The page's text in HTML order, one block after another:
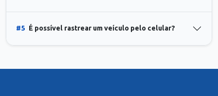
#5 É possível rastrear um veículo pelo celular?